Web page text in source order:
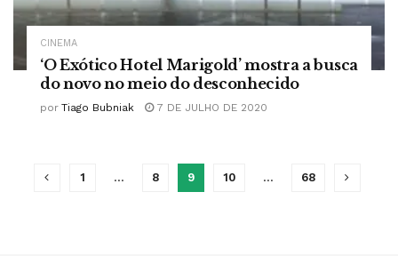
CINEMA
‘O Exótico Hotel Marigold’ mostra a busca
do novo no meio do desconhecido
por Tiago Bubniak 7 DE JULHO DE 2020
1 … 8 9 10 … 68